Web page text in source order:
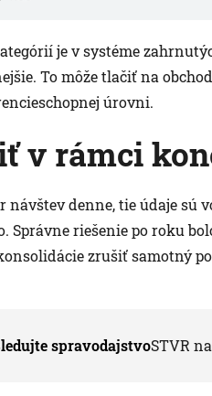
je v systéme
To môže tlačiť na
úrovni.
v rámci
návštev denne, tie údaje sú
Správne riešenie po roku
zrušiť samotný
spravodajstvoSTVR